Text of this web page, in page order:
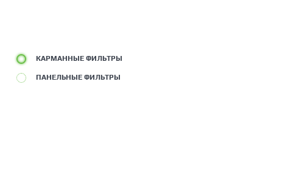
КАРМАННЫЕ ФИЛЬТРЫ
ПАНЕЛЬНЫЕ ФИЛЬТРЫ